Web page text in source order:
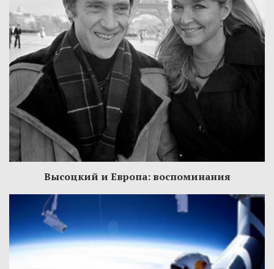
Высоцкий и Европа: воспоминания